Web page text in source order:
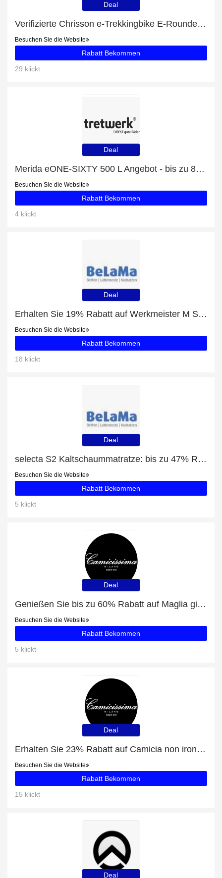
Deal
Verifizierte Chrisson e-Trekkingbike E-Rounder Herren 28 zoll Mittelmotor 53 Schwarz-Rabatte: 7% Rabatt
Besuchen Sie die Website
Rabatt Bekommen
29 klickt
Deal
Merida eONE-SIXTY 500 L Angebot - bis zu 8% Rabatt
Besuchen Sie die Website
Rabatt Bekommen
4 klickt
Deal
Erhalten Sie 19% Rabatt auf Werkmeister M S70 Flexible Kaltschaummatratze
Besuchen Sie die Website
Rabatt Bekommen
18 klickt
Deal
selecta S2 Kaltschaummatratze: bis zu 47% Rabatt
Besuchen Sie die Website
Rabatt Bekommen
5 klickt
Deal
Genießen Sie bis zu 60% Rabatt auf Maglia girocollo rosa cotone
Besuchen Sie die Website
Rabatt Bekommen
5 klickt
Deal
Erhalten Sie 23% Rabatt auf Camicia non iron azzurra fitted andorra andorra francese
Besuchen Sie die Website
Rabatt Bekommen
15 klickt
Deal